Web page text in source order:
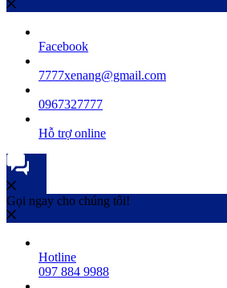
Facebook
7777xenang@gmail.com
0967327777
Hỗ trợ online
Gọi ngay cho chúng tôi!
Hotline
097 884 9988